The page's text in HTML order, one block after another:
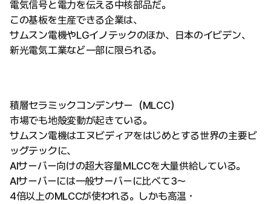
電気信号と電力を伝える中核部品だ。
この基板を生産できる企業は、
サムスン電機やLGイノテックのほか、日本のイビデン、
新光電気工業など一部に限られる。
積層セラミックコンデンサー（MLCC）
市場でも地殻変動が起きている。
サムスン電機はエヌビディアをはじめとする世界の主要ビ
ッグテックに、
AIサーバー向けの超大容量MLCCを大量供給している。
AIサーバーには一般サーバーに比べて3〜
4倍以上のMLCCが使われる。しかも高温・